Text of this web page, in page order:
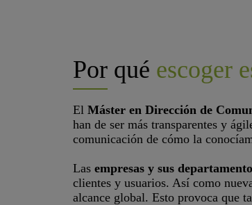
Por qué escoger
El Máster en Dirección de
han de ser más transparentes y
comunicación de cómo la
Las empresas y sus
clientes y usuarios. Así como
alcance global. Esto provoca que